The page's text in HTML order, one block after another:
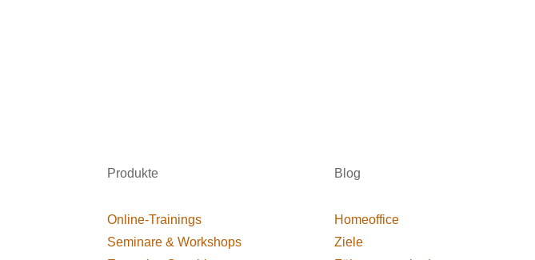
Produkte
Online-Trainings
Seminare & Workshops
Blog
Homeoffice
Ziele